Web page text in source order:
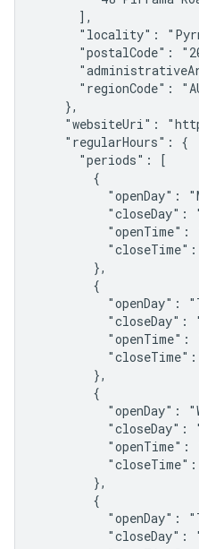
      ],
"locality":
"postalCode":
"regionCode":
    },
"websiteUri":
    "regularHours": {
      "periods": [
        {
"openDay":
"closeDay":
"openTime":
        },
        {
"openDay":
"closeDay":
"openTime":
        },
        {
"openDay":
"closeDay":
"openTime":
        },
        {
"openDay":
"closeDay":